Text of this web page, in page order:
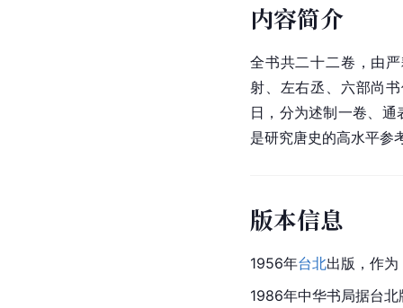
内容简介
全书共二十二卷，由
射、左右丞、六部尚
日，分为述制一卷、
是研究唐史的高水平参
版本信息
1956年台北出版，作
1986年中华书局据台